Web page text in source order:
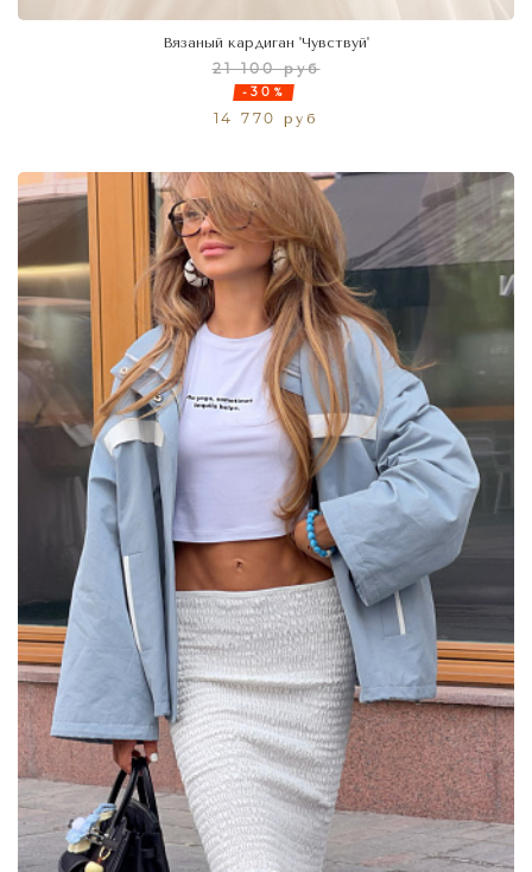
Вязаный кардиган 'Чувствуй'
21 100 руб
-30%
14 770 руб